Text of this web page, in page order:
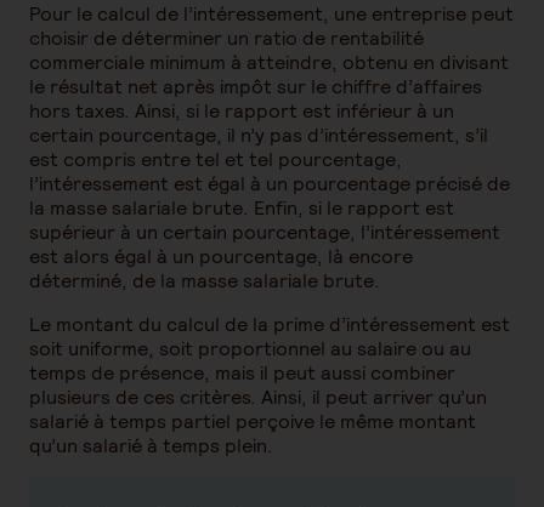
Pour le calcul de l’intéressement, une entreprise peut
choisir de déterminer un ratio de rentabilité
commerciale minimum à atteindre, obtenu en divisant
le résultat net après impôt sur le chiffre d’affaires
hors taxes. Ainsi, si le rapport est inférieur à un
certain pourcentage, il n’y pas d’intéressement, s’il
est compris entre tel et tel pourcentage,
l’intéressement est égal à un pourcentage précisé de
la masse salariale brute. Enfin, si le rapport est
supérieur à un certain pourcentage, l’intéressement
est alors égal à un pourcentage, là encore
déterminé, de la masse salariale brute.
Le montant du calcul de la prime d’intéressement est
soit uniforme, soit proportionnel au salaire ou au
temps de présence, mais il peut aussi combiner
plusieurs de ces critères. Ainsi, il peut arriver qu’un
salarié à temps partiel perçoive le même montant
qu’un salarié à temps plein.